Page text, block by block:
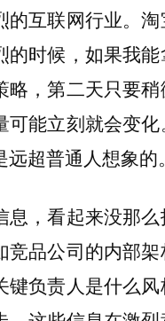
的互联网行业。
的时候，如果我
略，第二天只要
可能立刻就会变
超普通人想象的
息，看起来没那么
竞品公司的内部
键负责人是什么风